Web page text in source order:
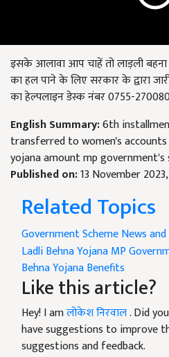
इसके आलावा आप चाहें तो लाड़ली बहना
का हल पाने के लिए सरकार के द्वारा
का हेल्पलाइन डेस्क नंबर 0755-
English Summary:6th
transferred to women's
yojana amount mp government's
Published on:13 November
Related Topics
Government Scheme News
Ladli Behna YojanaMP
Behna Yojana Benefits
Like this article?
Hey! I amलोकेश निरवाल. Did
have suggestions to improve
suggestions and feedback.